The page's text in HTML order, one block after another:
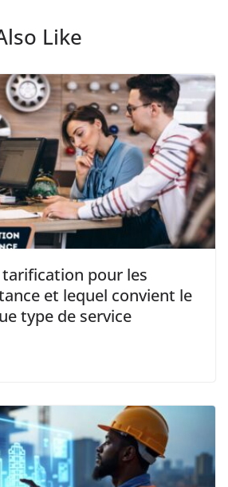
Like
pour les
et lequel convient le
type de service